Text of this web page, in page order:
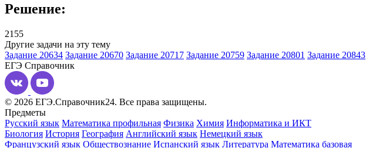
Решение:
2155
Другие задачи на эту тему
Задание 20634 Задание 20670 Задание 20717 Задание 20759 Задание 20801 Задание 20843
ЕГЭ Справочник
© 2026 ЕГЭ.Справочник24. Все права защищены.
Предметы
Русский язык Математика профильная Физика Химия Информатика и ИКТ
Биология История География Английский язык Немецкий язык
Французский язык Обществознание Испанский язык Литература Математика базовая